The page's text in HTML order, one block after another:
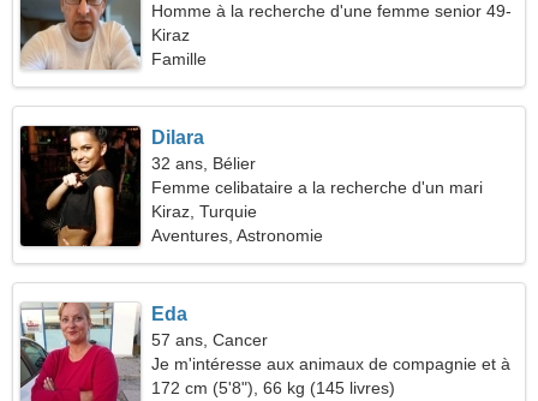
Homme à la recherche d'une femme senior 49-
52
Kiraz
Famille
Dilara
32 ans, Bélier
Femme celibataire a la recherche d'un mari
Kiraz, Turquie
Aventures, Astronomie
Eda
57 ans, Cancer
Je m'intéresse aux animaux de compagnie et à
la natation
172 cm (5'8"), 66 kg (145 livres)